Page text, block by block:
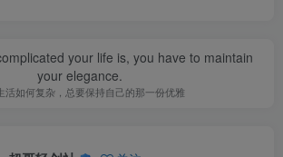
your life is, you have to maintain
your elegance.
活如何复杂，总要保持自己的那一份优雅